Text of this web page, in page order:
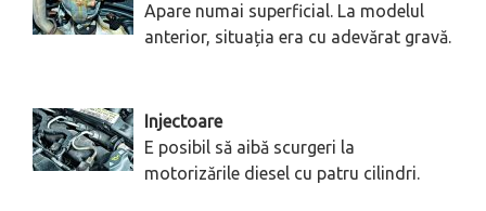
Apare numai superficial. La modelul
anterior, situația era cu adevărat gravă.
Injectoare
E posibil să aibă scurgeri la
motorizările diesel cu patru cilindri.